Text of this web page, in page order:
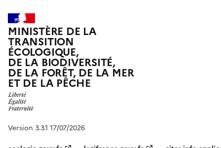
MINISTÈRE DE LA
TRANSITION
ÉCOLOGIQUE,
DE LA BIODIVERSITÉ,
DE LA FORÊT, DE LA MER
ET DE LA PÊCHE
Version 3.3.1 17/07/2026